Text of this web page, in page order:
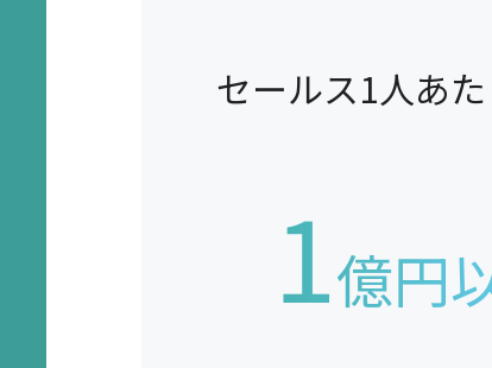
セールス1人あ
1億円